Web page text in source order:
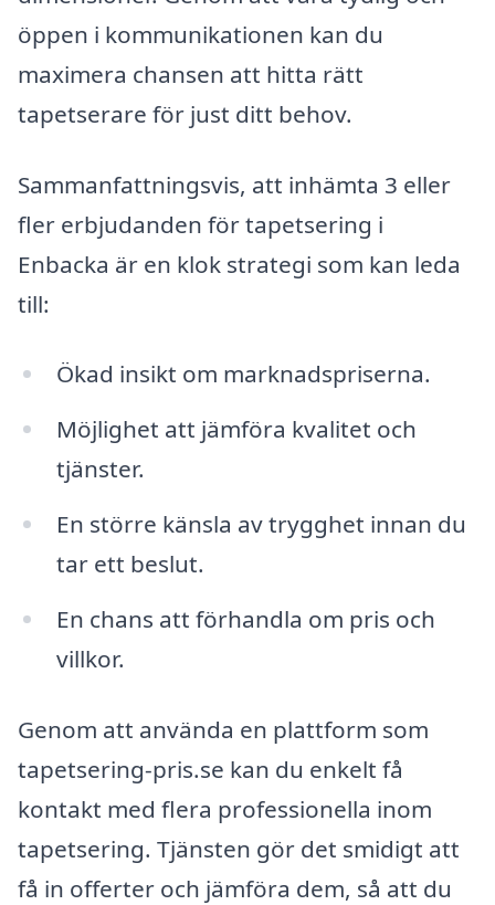
öppen i kommunikationen kan du
maximera chansen att hitta rätt
tapetserare för just ditt behov.
Sammanfattningsvis, att inhämta 3 eller
fler erbjudanden för tapetsering i
Enbacka är en klok strategi som kan leda
till:
Ökad insikt om marknadspriserna.
Möjlighet att jämföra kvalitet och
tjänster.
En större känsla av trygghet innan du
tar ett beslut.
En chans att förhandla om pris och
villkor.
Genom att använda en plattform som
tapetsering-pris.se kan du enkelt få
kontakt med flera professionella inom
tapetsering. Tjänsten gör det smidigt att
få in offerter och jämföra dem, så att du